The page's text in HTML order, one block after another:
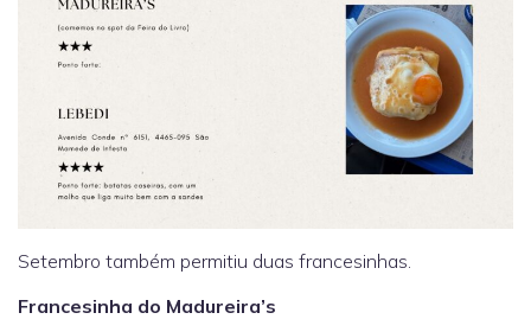
Setembro também permitiu duas francesinhas.
Francesinha do Madureira’s